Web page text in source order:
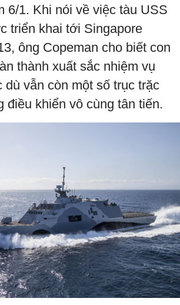
6/1. Khi nói về việc tàu USS
triển khai tới Singapore
ông Copeman cho biết con
thành xuất sắc nhiệm vụ
dù vẫn còn một số trục trặc
điều khiển vô cùng tân tiến.